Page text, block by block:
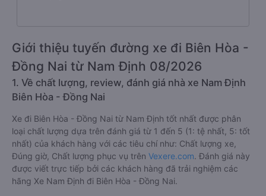
Giới thiệu tuyến đường xe đi Biên Hòa -
Đồng Nai từ Nam Định 08/2026
1. Về chất lượng, review, đánh giá nhà xe Nam Định
Biên Hòa - Đồng Nai
Xe đi Biên Hòa - Đồng Nai từ Nam Định tốt nhất được phân
loại chất lượng dựa trên đánh giá từ 1 đến 5 (1: tệ nhất, 5: tốt
nhất) của khách hàng với các tiêu chí như: Chất lượng xe,
Đúng giờ, Chất lượng phục vụ trên Vexere.com. Đánh giá này
được viết trực tiếp bởi các khách hàng đã trải nghiệm các
hãng Xe Nam Định đi Biên Hòa - Đồng Nai.